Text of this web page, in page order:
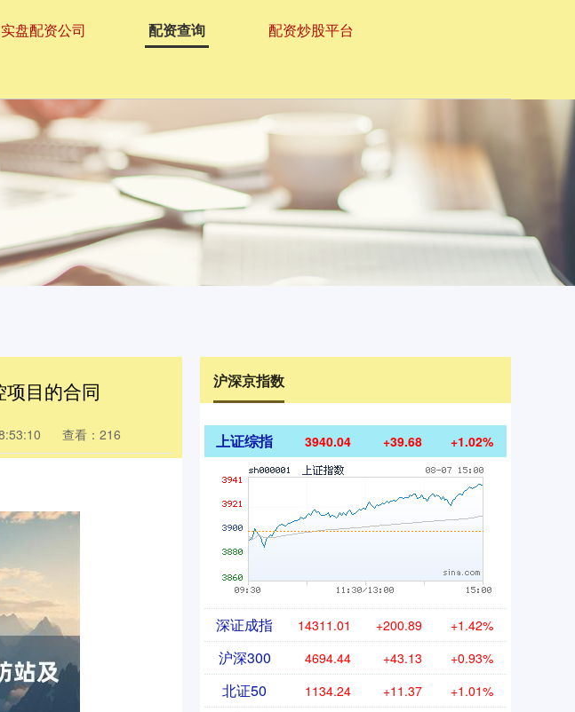
实盘配资公司 配资查询 配资炒股平台
目的合同
查看：216
沪深京指数
上证综指 3940.04 +39.68 +1.02%
深证成指 14311.01 +200.89 +1.42%
沪深300 4694.44 +43.13 +0.93%
北证50 1134.24 +11.37 +1.01%